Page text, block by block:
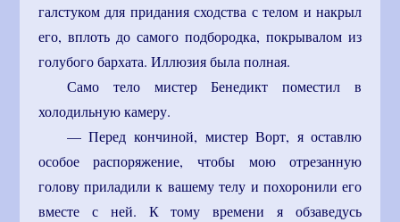
галстуком для придания сходства с телом и накрыл
его, вплоть до самого подбородка, покрывалом из
голубого бархата. Иллюзия была полная.
Само тело мистер Бенедикт поместил в
холодильную камеру.
— Перед кончиной, мистер Ворт, я оставлю
особое распоряжение, чтобы мою отрезанную
голову приладили к вашему телу и похоронили его
вместе с ней. К тому времени я обзаведусь